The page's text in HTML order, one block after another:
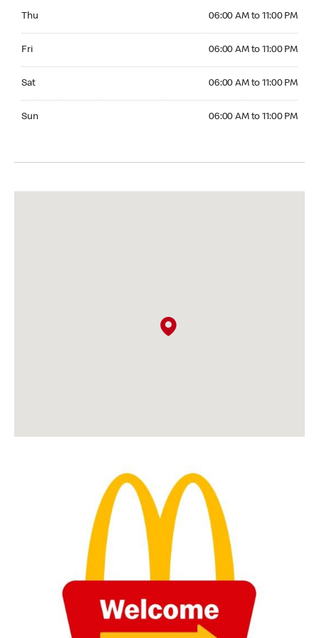
Thu 06:00 AM to 11:00 PM
Fri 06:00 AM to 11:00 PM
Sat 06:00 AM to 11:00 PM
Sun 06:00 AM to 11:00 PM